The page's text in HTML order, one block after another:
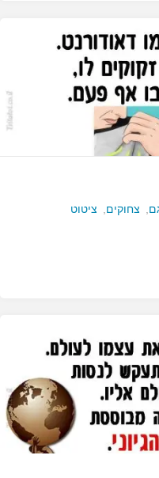
, צחוקים, ציטוט